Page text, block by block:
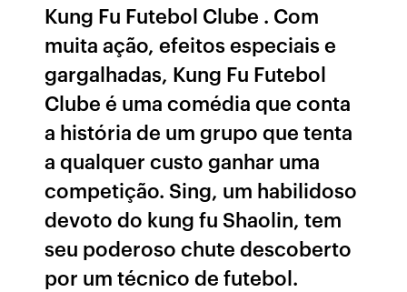
Kung Fu Futebol Clube . Com
muita ação, efeitos especiais e
gargalhadas, Kung Fu Futebol
Clube é uma comédia que conta
a história de um grupo que tenta
a qualquer custo ganhar uma
competição. Sing, um habilidoso
devoto do kung fu Shaolin, tem
seu poderoso chute descoberto
por um técnico de futebol.